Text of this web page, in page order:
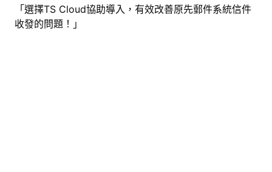
「選擇TS Cloud協助導入，有效改善原先郵件系統信件
收發的問題！」